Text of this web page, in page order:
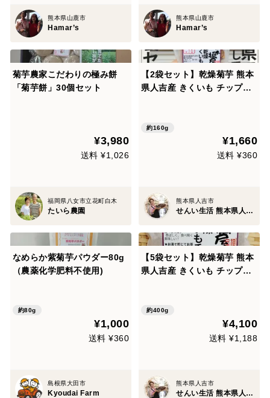
熊本県山鹿市
Hamar’s
熊本県山鹿市
Hamar’s
菊芋農家こだわりの極み餅
「菊芋餅」30個セット
¥3,980
送料 ¥1,026
福岡県八女市立花町白木
たいら農園
【2袋セット】乾燥菊芋 熊本
県人吉産 きくいも チップ・
約160g
¥1,660
送料 ¥360
熊本県人吉市
せんい生活 熊本県人吉市
なめらか紫菊芋パウダー80g
（農薬化学肥料不使用)
約80g
¥1,000
送料 ¥360
島根県大田市
Kyoudai Farm
【5袋セット】乾燥菊芋 熊本
県人吉産 きくいも チップ・
約400g
¥4,100
送料 ¥1,188
熊本県人吉市
せんい生活 熊本県人吉市